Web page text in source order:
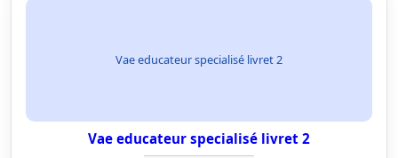
Vae educateur specialisé livret 2
Vae educateur specialisé livret 2